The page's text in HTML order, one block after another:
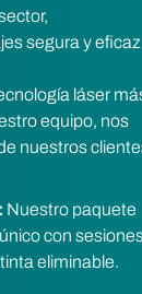
segura y eficaz
láser
equipo, nos
nuestros
Nuestro paquete
con
eliminable.